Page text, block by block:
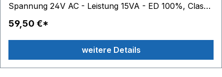
Spannung 24V AC - Leistung 15VA - ED 100%, Class
H Spannung 24V DC - Leistung 19W - ED 100%,
Class H Gewinde: 2 x 1/4 Zoll Anschluss /
Innengewinde (=11,5 mm) Druckbereich: 0,1 - 18bar
59,50 €*
weitere Details